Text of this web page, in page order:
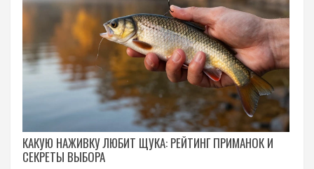
КАКУЮ НАЖИВКУ ЛЮБИТ ЩУКА: РЕЙТИНГ ПРИМАНОК И
СЕКРЕТЫ ВЫБОРА